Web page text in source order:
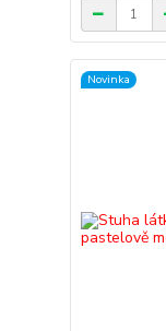
Novinka